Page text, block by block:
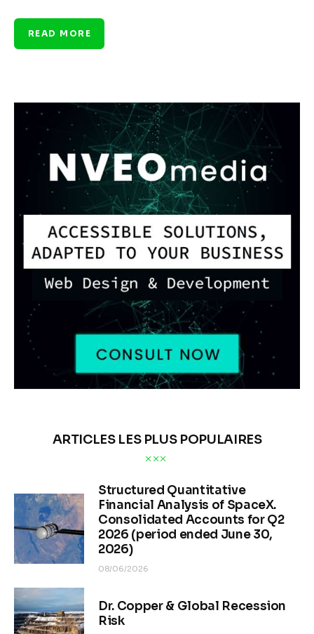
READ MORE
ARTICLES LES PLUS POPULAIRES
Structured Quantitative
Financial Analysis of SpaceX.
Consolidated Accounts for Q2
2026 (period ended June 30,
2026)
08/06/2026
Dr. Copper & Global Recession
Risk